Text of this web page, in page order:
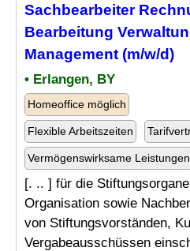
Sachbearbeiter
Bearbeitung
Management (m/w/d)
• Erlangen, BY
Homeoffice möglich
Flexible Arbeitszeiten
Vermögenswirksame Leistungen
[. .. ] für die
Organisation sowie
von Stiftungsvorständen,
Vergabeausschüssen